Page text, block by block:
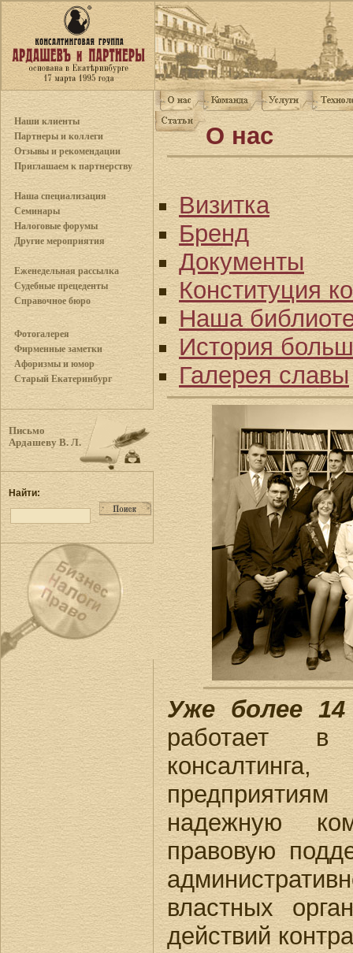
Наши клиенты
Партнеры и коллеги
Отзывы и рекомендации
Приглашаем к партнерству
Наша специализация
Семинары
Налоговые форумы
Другие мероприятия
Еженедельная рассылка
Судебные прецеденты
Справочное бюро
Фотогалерея
Фирменные заметки
Афоризмы и юмор
Старый Екатеринбург
Письмо
Ардашеву В. Л.
Найти:
О нас
Визитка
Бренд
Документы
Конституция
Наша
История
Галерея славы
Уже более
работает в
надежную
правовую
властных
действий